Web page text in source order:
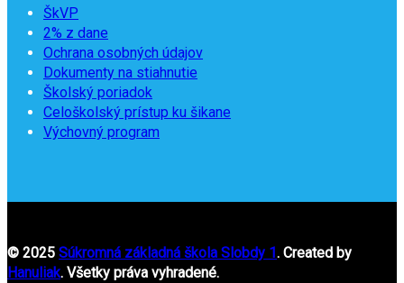
ŠkVP
2% z dane
Ochrana osobných údajov
Dokumenty na stiahnutie
Školský poriadok
Celoškolský prístup ku šikane
Výchovný program
© 2025 Súkromná základná škola Slobdy 1. Created by
Hanuliak. Všetky práva vyhradené.